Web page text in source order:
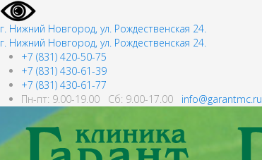
г. Нижний Новгород, ул. Рождественская 24.
г. Нижний Новгород, ул. Рождественская 24.
+7 (831) 420-50-75
+7 (831) 430-61-39
+7 (831) 430-61-77
Пн-пт: 9.00-19.00 Сб: 9.00-17.00 info@garantmc.ru